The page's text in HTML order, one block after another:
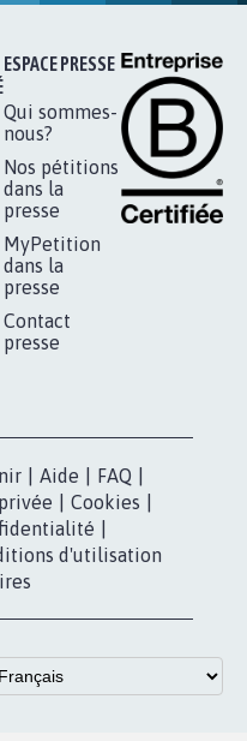
ESPACE PRESSE
Qui sommes-
nous?
Nos pétitions
dans la
presse
MyPetition
dans la
presse
Contact
presse
Aide FAQ
Cookies
d'utilisation